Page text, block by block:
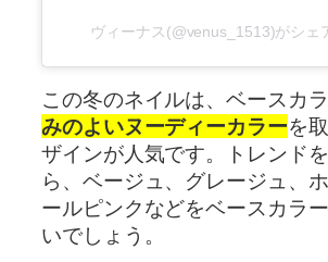
ヴィーナス(@venus_1513)がシェ
この冬のネイルは、ベースカ
みのよいヌーディーカラーを
ザインが人気です。トレンド
ら、ベージュ、グレージュ、
ールピンクなどをベースカラ
いでしょう。